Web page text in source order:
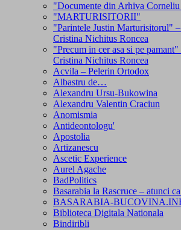
"Documente din Arhiva
"MARTURISITORII"
"Parintele Justin Marturisitorul"
Cristina Nichitus Roncea
"Precum in cer asa si pe
Cristina Nichitus Roncea
Acvila – Pelerin Ortodox
Albastru de…
Alexandru Ursu-Bukowina
Alexandru Valentin Craciun
Anomismia
Antideontologu'
Apostolia
Artizanescu
Ascetic Experience
Aurel Agache
BadPolitics
Basarabia la Rascruce – atunci
BASARABIA-
Biblioteca Digitala Nationala
Bindiribli